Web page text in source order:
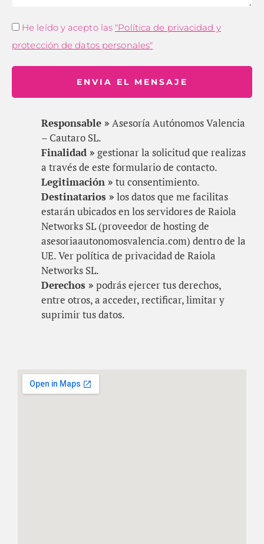
He leído y acepto las "Política de privacidad y
protección de datos personales"
ENVIA EL MENSAJE
Responsable » Asesoría Autónomos Valencia
– Cautaro SL.
Finalidad » gestionar la solicitud que realizas
a través de este formulario de contacto.
Legitimación » tu consentimiento.
Destinatarios » los datos que me facilitas
estarán ubicados en los servidores de Raiola
Networks SL (proveedor de hosting de
asesoriaautonomosvalencia.com) dentro de la
UE. Ver política de privacidad de Raiola
Networks SL.
Derechos » podrás ejercer tus derechos,
entre otros, a acceder, rectificar, limitar y
suprimir tus datos.